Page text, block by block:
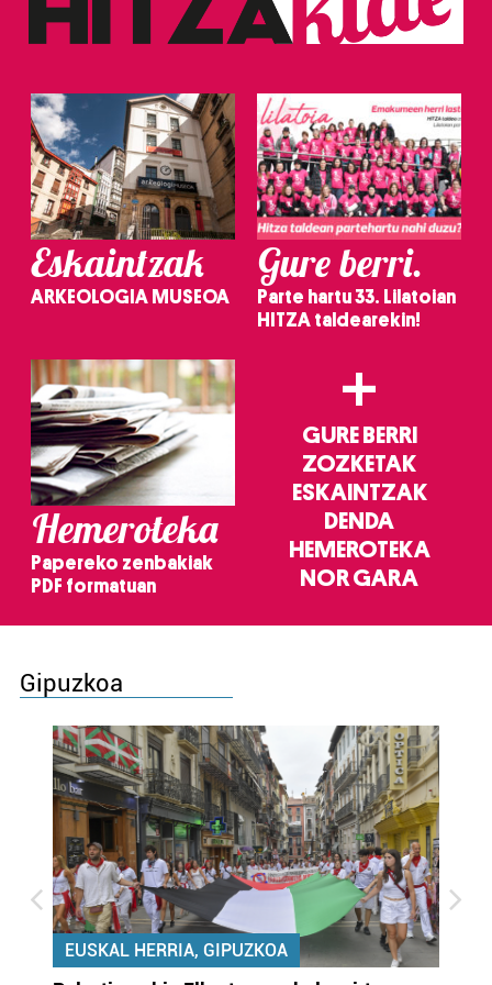
Eskaintzak
ARKEOLOGIA MUSEOA
Gure berri.
Parte hartu 33. Lilatoian
HITZA taldearekin!
Hemeroteka
Papereko zenbakiak
PDF formatuan
+
GURE BERRI
ZOZKETAK
ESKAINTZAK
DENDA
HEMEROTEKA
NOR GARA
Gipuzkoa
EUSKAL HERRIA, GIPUZKOA